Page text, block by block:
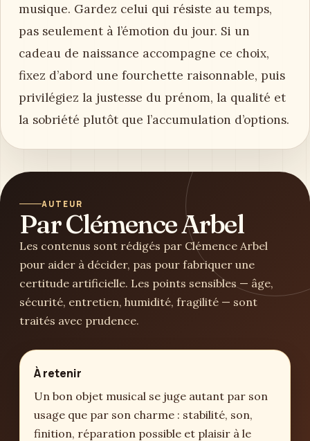
musique. Gardez celui qui résiste au temps,
pas seulement à l’émotion du jour. Si un
cadeau de naissance accompagne ce choix,
fixez d’abord une fourchette raisonnable, puis
privilégiez la justesse du prénom, la qualité et
la sobriété plutôt que l’accumulation d’options.
AUTEUR
Par Clémence Arbel
Les contenus sont rédigés par Clémence Arbel
pour aider à décider, pas pour fabriquer une
certitude artificielle. Les points sensibles — âge,
sécurité, entretien, humidité, fragilité — sont
traités avec prudence.
À retenir
Un bon objet musical se juge autant par son
usage que par son charme : stabilité, son,
finition, réparation possible et plaisir à le